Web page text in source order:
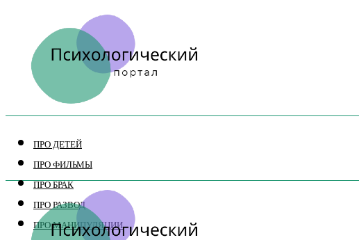
ПРО ДЕТЕЙ
ПРО ФИЛЬМЫ
ПРО БРАК
ПРО РАЗВОД
ПРО МАНИПУЛЯЦИИ